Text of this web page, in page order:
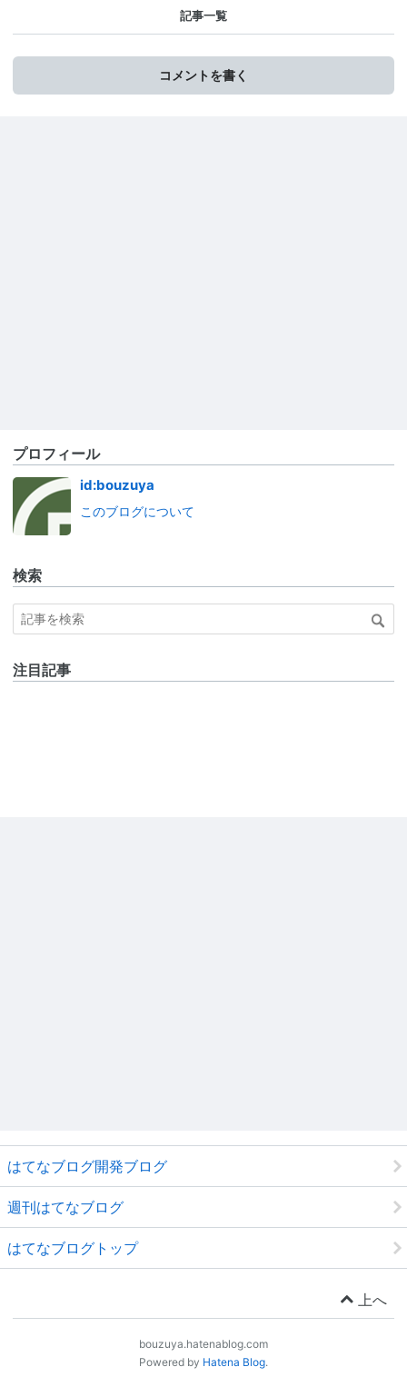
記事一覧
コメントを書く
プロフィール
id:bouzuya
このブログについて
検索
注目記事
はてなブログ開発ブログ
週刊はてなブログ
はてなブログトップ
上へ
bouzuya.hatenablog.com
Powered by Hatena Blog.